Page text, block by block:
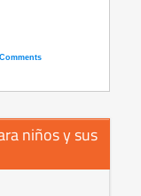
niños y sus